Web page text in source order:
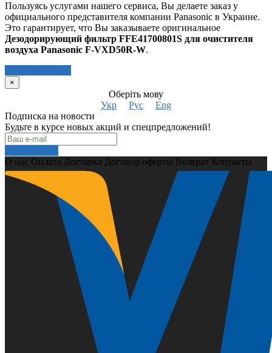
Пользуясь услугами нашего сервиса, Вы делаете заказ у
официального представителя компании Panasonic в Украине.
Это гарантирует, что Вы заказываете оригинальное
Дезодорирующий фильтр FFE41700801S для очистителя
воздуха Panasonic F-VXD50R-W.
×
Оберіть мову
Укр
Рус
Eng
Подписка на новости
Будьте в курсе новых акций и спецпредложений!
О нас Оплата Доставка Договор оферты Возврат Контакты